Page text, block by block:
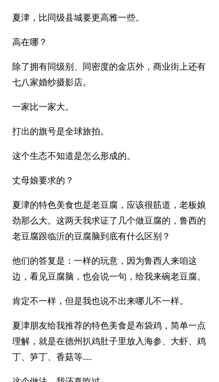
夏津，比同级县城要更高雅一些。
高在哪？
除了拥有同级别、同密度的金店外，商业街上还有
七八家婚纱摄影店。
一家比一家大。
打出的旗号是全球旅拍。
这个生态不知道是怎么形成的。
丈母娘要求的？
夏津的特色美食也是老豆腐，应该很筋道，老板娘
劲那么大。这两天我求证了几个做豆腐的，鲁西的
老豆腐跟临沂的豆腐脑到底有什么区别？
他们的答复是：一样的玩意，因为鲁西人来咱这
边，看见豆腐脑，也会说一句，给我来碗老豆腐。
肯定不一样，但是我也说不出来哪儿不一样。
夏津朋友给我推荐的特色美食是布袋鸡，简单一点
理解，就是在德州扒鸡肚子里放入海参、大虾、鸡
丁、笋丁、香菇等……